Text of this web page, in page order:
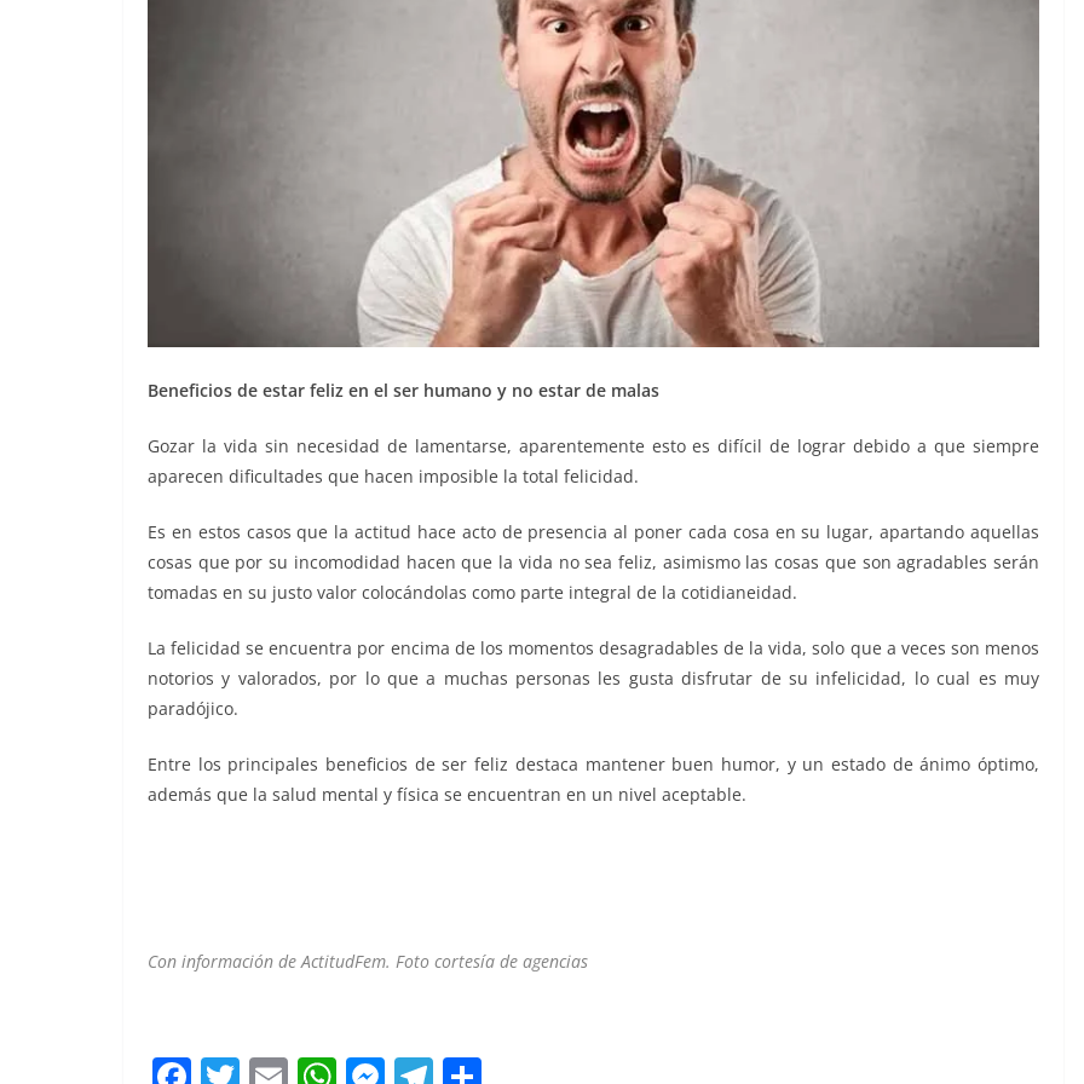
Beneficios de estar feliz en el ser humano y no estar de malas
Gozar la vida sin necesidad de lamentarse, aparentemente esto es difícil de lograr debido a que siempre
aparecen dificultades que hacen imposible la total felicidad.
Es en estos casos que la actitud hace acto de presencia al poner cada cosa en su lugar, apartando aquellas
cosas que por su incomodidad hacen que la vida no sea feliz, asimismo las cosas que son agradables serán
tomadas en su justo valor colocándolas como parte integral de la cotidianeidad.
La felicidad se encuentra por encima de los momentos desagradables de la vida, solo que a veces son menos
notorios y valorados, por lo que a muchas personas les gusta disfrutar de su infelicidad, lo cual es muy
paradójico.
Entre los principales beneficios de ser feliz destaca mantener buen humor, y un estado de ánimo óptimo,
además que la salud mental y física se encuentran en un nivel aceptable.
Con información de ActitudFem. Foto cortesía de agencias